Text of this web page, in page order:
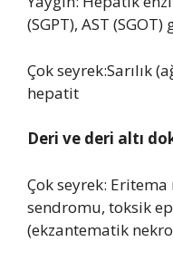
(SGPT), AST
Çok seyrek:Sarılık
hepatit
Deri ve deri altı
Çok seyrek:
sendromu, toksik
(ekzantematik